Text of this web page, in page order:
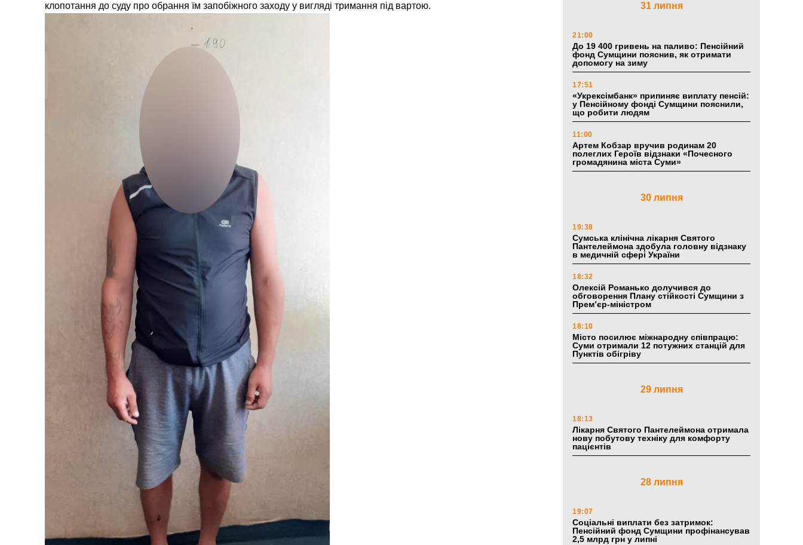
клопотання до суду про обрання їм запобіжного заходу у вигляді тримання під вартою.
31 липня
21:00
До 19 400 гривень на паливо: Пенсійний
фонд Сумщини пояснив, як отримати
допомогу на зиму
17:51
«Укрексімбанк» припиняє виплату пенсій:
у Пенсійному фонді Сумщини пояснили,
що робити людям
11:00
Артем Кобзар вручив родинам 20
полеглих Героїв відзнаки «Почесного
громадянина міста Суми»
30 липня
19:38
Сумська клінічна лікарня Святого
Пантелеймона здобула головну відзнаку
в медичній сфері України
18:32
Олексій Романько долучився до
обговорення Плану стійкості Сумщини з
Прем’єр-міністром
18:10
Місто посилює міжнародну співпрацю:
Суми отримали 12 потужних станцій для
Пунктів обігріву
29 липня
18:13
Лікарня Святого Пантелеймона отримала
нову побутову техніку для комфорту
пацієнтів
28 липня
19:07
Соціальні виплати без затримок:
Пенсійний фонд Сумщини профінансував
2,5 млрд грн у липні